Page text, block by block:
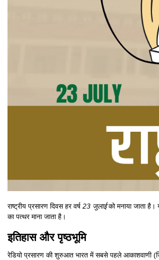
राष्ट्रीय प्रसारण दिवस हर वर्ष 23 जुलाईको मनाया जाता
का पत्थर माना जाता है।
इतिहास और पृष्ठभूमि
रेडियो प्रसारण की शुरुआत भारत में सबसे पहले आकाशवाणी